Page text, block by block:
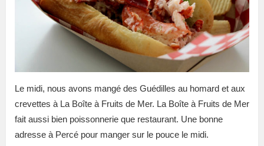
Le midi, nous avons mangé des Guédilles au homard et aux
crevettes à La Boîte à Fruits de Mer. La Boîte à Fruits de Mer
fait aussi bien poissonnerie que restaurant. Une bonne
adresse à Percé pour manger sur le pouce le midi.